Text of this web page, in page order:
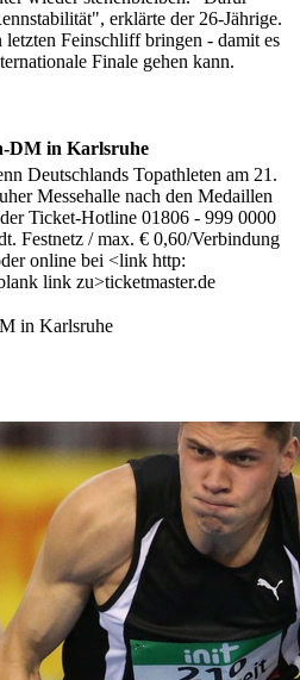
erklärte der 26-Jährige.
Feinschliff bringen - damit es
Finale gehen kann.
DM in Karlsruhe
Deutschlands Topathleten am 21.
Messehalle nach den Medaillen
Ticket-Hotline 01806 - 999 0000
Festnetz / max. € 0,60/Verbindung
online bei <link http:
link zu>ticketmaster.de
in Karlsruhe